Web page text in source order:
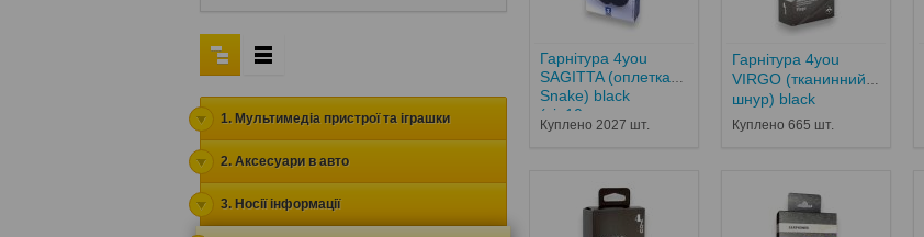
1. Мультимедіа пристрої та іграшки
2. Аксесуари в авто
3. Носії інформації
Гарнітура 4you
SAGITTA (оплетка
Snake) black
(від10...
Куплено 2027 шт.
Гарнітура 4you
VIRGO (тканинний
шнур) black
Куплено 665 шт.